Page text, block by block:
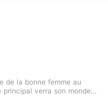
de la bonne femme au
principal verra son monde